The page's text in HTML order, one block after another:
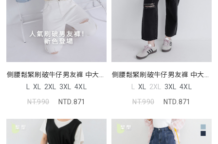
側腰鬆緊刷破牛仔男友褲 中大尺
碼褲子
L XL 2XL 3XL 4XL
NT.990
NTD.871
側腰鬆緊刷破牛仔男友褲 中大尺
碼褲子
L XL 2XL 3XL 4XL
NT.990
NTD.871